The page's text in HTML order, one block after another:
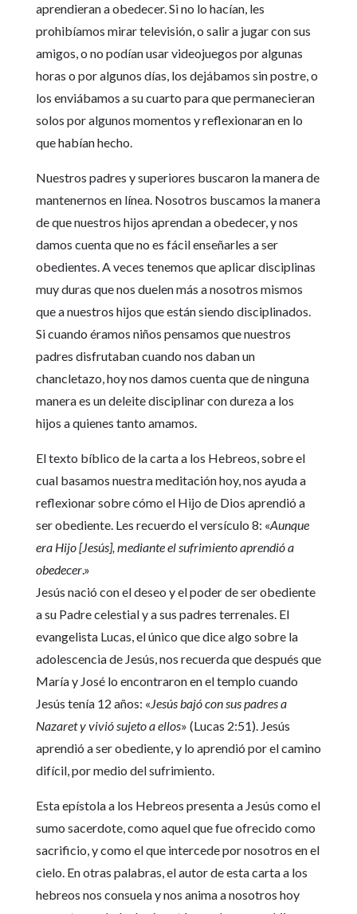
aprendieran a obedecer. Si no lo hacían, les
prohibíamos mirar televisión, o salir a jugar con sus
amigos, o no podían usar videojuegos por algunas
horas o por algunos días, los dejábamos sin postre, o
los enviábamos a su cuarto para que permanecieran
solos por algunos momentos y reflexionaran en lo
que habían hecho.
Nuestros padres y superiores buscaron la manera de
mantenernos en línea. Nosotros buscamos la manera
de que nuestros hijos aprendan a obedecer, y nos
damos cuenta que no es fácil enseñarles a ser
obedientes. A veces tenemos que aplicar disciplinas
muy duras que nos duelen más a nosotros mismos
que a nuestros hijos que están siendo disciplinados.
Si cuando éramos niños pensamos que nuestros
padres disfrutaban cuando nos daban un
chancletazo, hoy nos damos cuenta que de ninguna
manera es un deleite disciplinar con dureza a los
hijos a quienes tanto amamos.
El texto bíblico de la carta a los Hebreos, sobre el
cual basamos nuestra meditación hoy, nos ayuda a
reflexionar sobre cómo el Hijo de Dios aprendió a
ser obediente. Les recuerdo el versículo 8: «Aunque
era Hijo [Jesús], mediante el sufrimiento aprendió a
obedecer.»
Jesús nació con el deseo y el poder de ser obediente
a su Padre celestial y a sus padres terrenales. El
evangelista Lucas, el único que dice algo sobre la
adolescencia de Jesús, nos recuerda que después que
María y José lo encontraron en el templo cuando
Jesús tenía 12 años: «Jesús bajó con sus padres a
Nazaret y vivió sujeto a ellos» (Lucas 2:51). Jesús
aprendió a ser obediente, y lo aprendió por el camino
difícil, por medio del sufrimiento.
Esta epístola a los Hebreos presenta a Jesús como el
sumo sacerdote, como aquel que fue ofrecido como
sacrificio, y como el que intercede por nosotros en el
cielo. En otras palabras, el autor de esta carta a los
hebreos nos consuela y nos anima a nosotros hoy